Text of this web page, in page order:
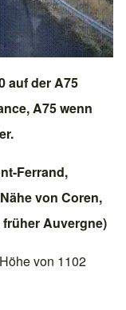
auf der A75
A75wenn
.
Ferrand,
von Coren,
früher Auvergne)
von 1102